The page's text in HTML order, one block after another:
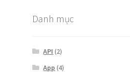
Danh mục
API (2)
App (4)